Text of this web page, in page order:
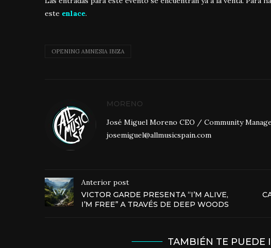
este enlace.
OPENING AMNESIA IBIZA
MORENO
José Miguel Moreno CEO / Community
josemiguel@allmusicspain.com
Anterior post
VICTOR GARDE PRESENTA “I’M ALIVE,
I’M FREE” A TRAVÉS DE DEEP WOODS
TAMBIÉN TE PUEDE